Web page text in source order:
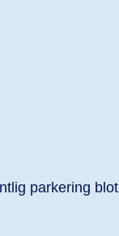
parkering blot